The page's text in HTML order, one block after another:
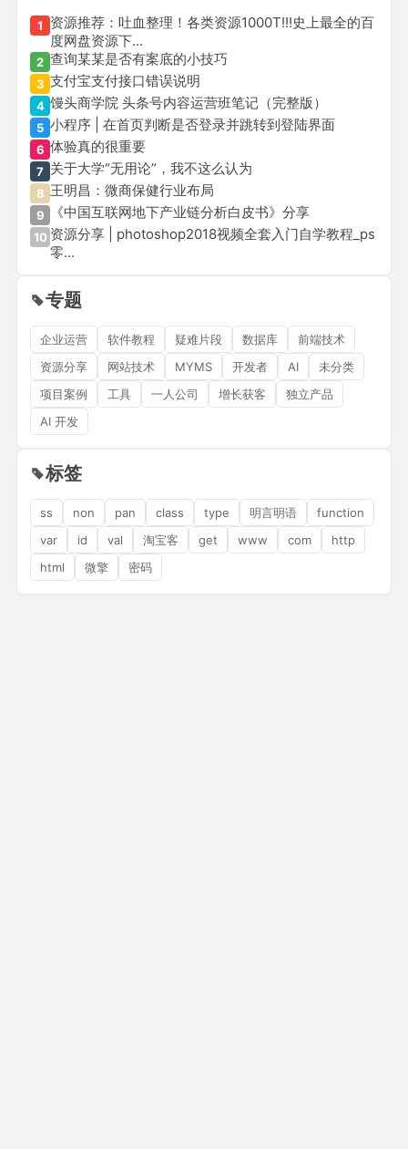
1
资源推荐：吐血整理！各类资源1000T!!!史上最全的百
度网盘资源下...
2 查询某某是否有案底的小技巧
3 支付宝支付接口错误说明
4 馒头商学院 头条号内容运营班笔记（完整版）
5 小程序 | 在首页判断是否登录并跳转到登陆界面
6 体验真的很重要
7 关于大学“无用论”，我不这么认为
8 王明昌：微商保健行业布局
9 《中国互联网地下产业链分析白皮书》分享
10 资源分享 | photoshop2018视频全套入门自学教程_ps
零...
专题
企业运营 软件教程 疑难片段 数据库
前端技术
资源分享
网站技术 MYMS 开发者 AI
未分类
项目案例
工具 一人公司 增长获客
独立产品
AI 开发
标签
ss non pan class type 明言明语
function
var
id val 淘宝客 get www com
http
html
微擎 密码